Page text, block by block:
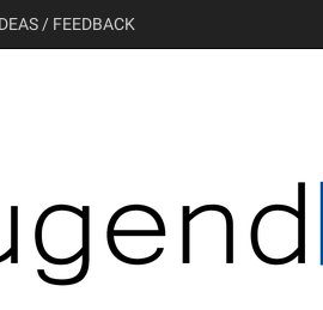
/ FEEDBACK